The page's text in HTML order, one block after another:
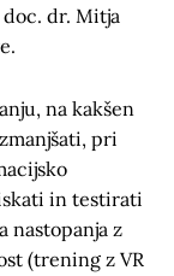
dr. Mitja
na kakšen
pri
in testirati
nastopanja z
(trening z VR